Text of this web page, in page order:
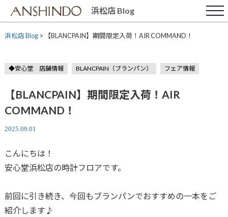
content
浜松店 Blog
浜松店 Blog> 【BLANCPAIN】期間限定入荷！AIR COMMAND！
◆安心堂 店舗情報 BLANCPAIN（ブランパン） フェア情報
【BLANCPAIN】期間限定入荷！AIR
COMMAND！
2025.09.01
こんにちは！
安心堂浜松店の時計フロアです。
前回に引き続き、今回もブランパンでおすすめの一本をご
紹介します♪